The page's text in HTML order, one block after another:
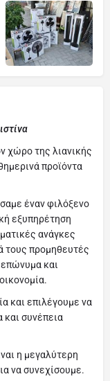
χώρο της λιανικής
προϊόντα
έναν φιλόξενο
εξυπηρέτηση
ανάγκες
τους προμηθευτές
και
και επιλέγουμε να
συνέπεια
η μεγαλύτερη
να συνεχίσουμε.